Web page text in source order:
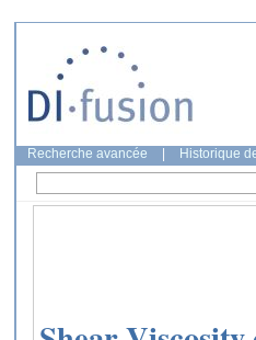
Recherche avancée Historique